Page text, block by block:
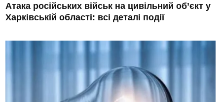
Атака російських військ на цивільний об’єкт у
Харківській області: всі деталі події